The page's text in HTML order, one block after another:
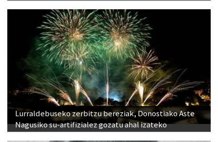
Lurraldebuseko zerbitzu bereziak, Donostiako Aste
Nagusiko su-artifizialez gozatu ahal izateko